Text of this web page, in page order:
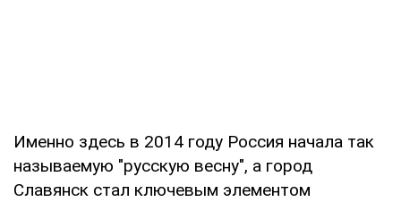
Именно здесь в 2014 году Россия начала так
называемую "русскую весну", а город
Славянск стал ключевым элементом